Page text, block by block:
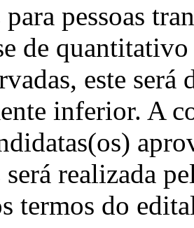
para pessoas
de
este
inferior. A
será realizada
termos do